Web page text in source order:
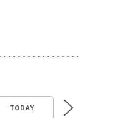
TODAY